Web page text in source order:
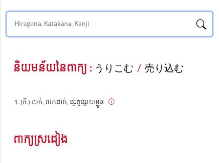
និយមន័យនៃពាក្យ : うりこむ / 売り込む
(កិ.) លក់, លក់ដាច់,​ ផ្សព្វផ្សាយខ្លួន
ពាក្យស្រដៀង